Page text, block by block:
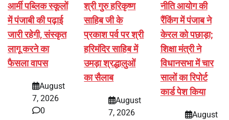
आर्मी पब्लिक स्कूलों
में पंजाबी की पढ़ाई
जारी रहेगी, संस्कृत
लागू करने का
फैसला वापस
August
7, 2026
0
श्री गुरु हरिकृष्ण
साहिब जी के
प्रकाश पर्व पर श्री
हरिमंदिर साहिब में
उमड़ा श्रद्धालुओं
का सैलाब
August
7, 2026
नीति आयोग की
रैंकिंग में पंजाब ने
केरल को पछाड़ा;
शिक्षा मंत्री ने
विधानसभा में चार
सालों का रिपोर्ट
कार्ड पेश किया
August